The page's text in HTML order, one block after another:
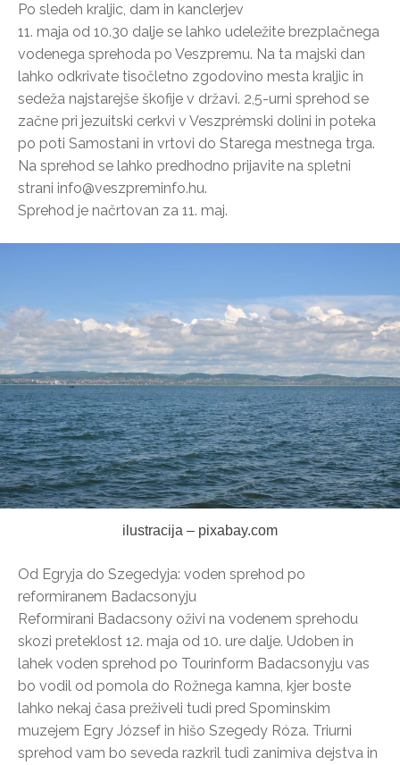
Po sledeh kraljic, dam in kanclerjev
11. maja od 10.30 dalje se lahko udeležite brezplačnega
vodenega sprehoda po Veszpremu. Na ta majski dan
lahko odkrivate tisočletno zgodovino mesta kraljic in
sedeža najstarejše škofije v državi. 2,5-urni sprehod se
začne pri jezuitski cerkvi v Veszprémski dolini in poteka
po poti Samostani in vrtovi do Starega mestnega trga.
Na sprehod se lahko predhodno prijavite na spletni
strani info@veszpreminfo.hu.
Sprehod je načrtovan za 11. maj.
ilustracija – pixabay.com
Od Egryja do Szegedyja: voden sprehod po
reformiranem Badacsonyju
Reformirani Badacsony oživi na vodenem sprehodu
skozi preteklost 12. maja od 10. ure dalje. Udoben in
lahek voden sprehod po Tourinform Badacsonyju vas
bo vodil od pomola do Rožnega kamna, kjer boste
lahko nekaj časa preživeli tudi pred Spominskim
muzejem Egry József in hišo Szegedy Róza. Triurni
sprehod vam bo seveda razkril tudi zanimiva dejstva in